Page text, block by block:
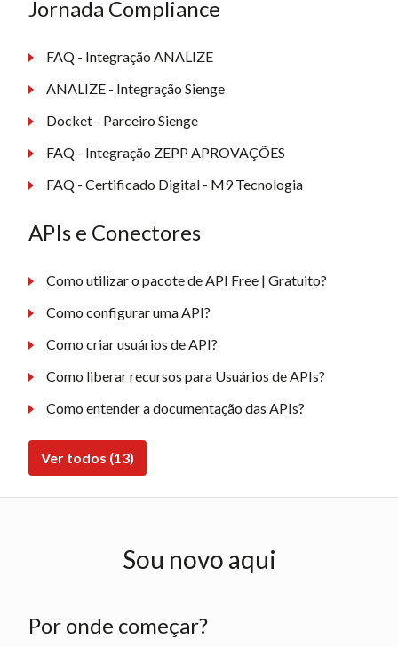
Jornada Compliance
FAQ - Integração ANALIZE
ANALIZE - Integração Sienge
Docket - Parceiro Sienge
FAQ - Integração ZEPP APROVAÇÕES
FAQ - Certificado Digital - M9 Tecnologia
APIs e Conectores
Como utilizar o pacote de API Free | Gratuito?
Como configurar uma API?
Como criar usuários de API?
Como liberar recursos para Usuários de APIs?
Como entender a documentação das APIs?
Ver todos (13)
Sou novo aqui
Por onde começar?